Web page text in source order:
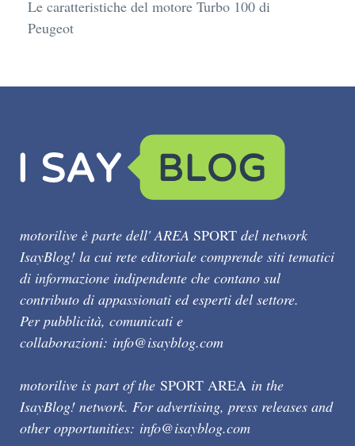
Le caratteristiche del motore Turbo 100 di
Peugeot
motorilive è parte dell' AREA SPORT del network
IsayBlog! la cui rete editoriale comprende siti tematici
di informazione indipendente che contano sul
contributo di appassionati ed esperti del settore.
Per pubblicità, comunicati e
collaborazioni: info@isayblog.com
motorilive is part of the SPORT AREA in the
IsayBlog! network. For advertising, press releases and
other opportunities: info@isayblog.com